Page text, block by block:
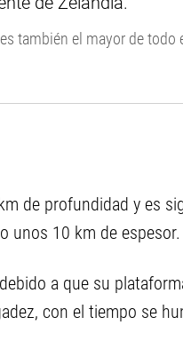
también el mayor de todo
de profundidad y es
unos 10 km de espesor.
debido a que su
con el tiempo se